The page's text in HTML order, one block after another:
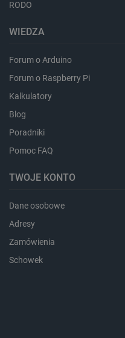
RODO
WIEDZA
Forum o Arduino
Forum o Raspberry Pi
Kalkulatory
Blog
Poradniki
Pomoc FAQ
TWOJE KONTO
Dane osobowe
Adresy
Zamówienia
Schowek
CookieScriptConsent